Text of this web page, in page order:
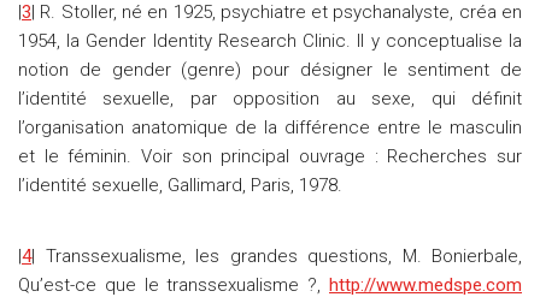
|3| R. Stoller, né en 1925, psychiatre et psychanalyste, créa en
1954, la Gender Identity Research Clinic. Il y conceptualise la
notion de gender (genre) pour désigner le sentiment de
l’identité sexuelle, par opposition au sexe, qui définit
l’organisation anatomique de la différence entre le masculin
et le féminin. Voir son principal ouvrage : Recherches sur
l’identité sexuelle, Gallimard, Paris, 1978.
|4| Transsexualisme, les grandes questions, M. Bonierbale,
Qu’est-ce que le transsexualisme ?, http://www.medspe.com